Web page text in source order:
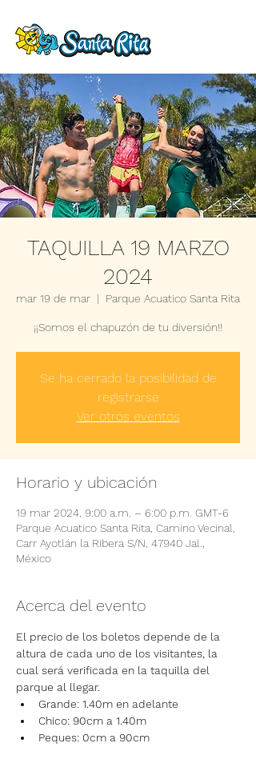
TAQUILLA 19 MARZO
2024
mar 19 de mar
  |
Parque Acuatico Santa Rita
¡¡Somos el chapuzón de tu diversión!!
Se ha cerrado la posibilidad de
registrarse
Ver otros eventos
Horario y ubicación
19 mar 2024, 9:00 a.m. – 6:00 p.m. GMT-6
Parque Acuatico Santa Rita, Camino Vecinal,
Carr Ayotlán la Ribera S/N, 47940 Jal.,
México
Acerca del evento
El precio de los boletos depende de la
altura de cada uno de los visitantes, la
cual será verificada en la taquilla del
parque al llegar.
Grande: 1.40m en adelante
Chico: 90cm a 1.40m
Peques: 0cm a 90cm